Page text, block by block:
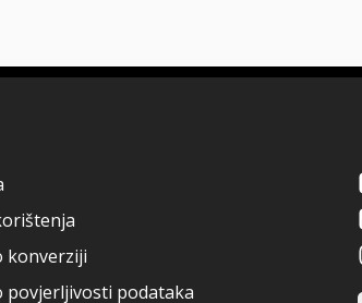
konverziji
povjerljivosti podataka